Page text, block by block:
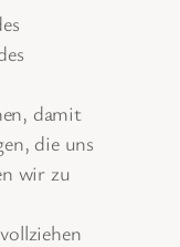
damit
die uns
wir zu